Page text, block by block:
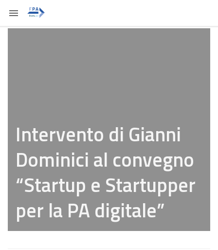
Intervento di Gianni
Dominici al convegno
“Startup e Startupper
per la PA digitale”